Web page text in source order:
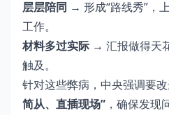
层层陪同 → 形成“路线秀”，
工作。
材料多过实际 → 汇报做得天
触及。
针对这些弊病，中央强调要
简从、直插现场” ，确保发现